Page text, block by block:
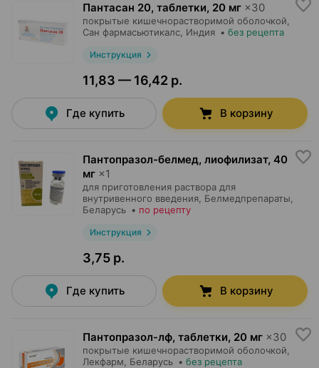
Пантасан 20, таблетки, 20 мг ×30
покрытые кишечнорастворимой оболочкой,
Сан фармасьютикалс , Индия • без рецепта
Инструкция
11,83 — 16,42 р.
Где купить В корзину
Пантопразол-белмед, лиофилизат, 40
мг ×1
для приготовления раствора для
внутривенного введения, Белмедпрепараты
Беларусь • по рецепту
Инструкция
3,75 р.
Где купить В корзину
Пантопразол-лф, таблетки, 20 мг ×30
покрытые кишечнорастворимой оболочкой,
Лекфарм , Беларусь • без рецепта